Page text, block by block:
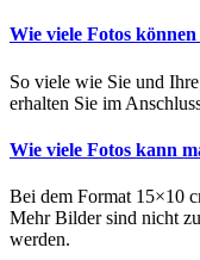
Wie viele Fotos
So viele wie Sie und
erhalten Sie im
Wie viele Fotos kann
Bei dem Format 15×10
Mehr Bilder sind nicht
werden.